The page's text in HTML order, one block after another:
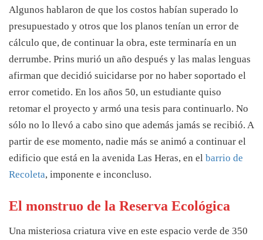
Algunos hablaron de que los costos habían superado lo
presupuestado y otros que los planos tenían un error de
cálculo que, de continuar la obra, este terminaría en un
derrumbe. Prins murió un año después y las malas lenguas
afirman que decidió suicidarse por no haber soportado el
error cometido. En los años 50, un estudiante quiso
retomar el proyecto y armó una tesis para continuarlo. No
sólo no lo llevó a cabo sino que además jamás se recibió. A
partir de ese momento, nadie más se animó a continuar el
edificio que está en la avenida Las Heras, en el barrio de
Recoleta, imponente e inconcluso.
El monstruo de la Reserva Ecológica
Una misteriosa criatura vive en este espacio verde de 350